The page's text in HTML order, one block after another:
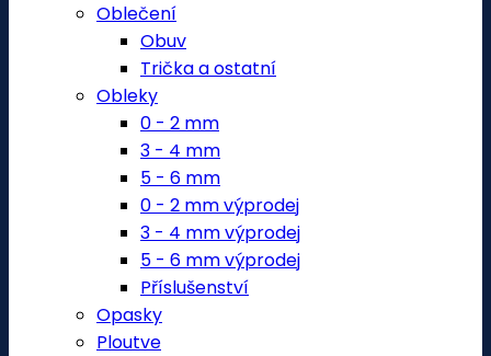
Oblečení
Obuv
Trička a ostatní
Obleky
0 - 2 mm
3 - 4 mm
5 - 6 mm
0 - 2 mm výprodej
3 - 4 mm výprodej
5 - 6 mm výprodej
Příslušenství
Opasky
Ploutve